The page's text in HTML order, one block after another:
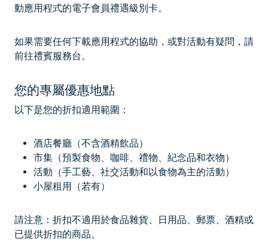
動應用程式的電子會員禮遇級別卡。
如果需要任何下載應用程式的協助，或對活動有疑問，請
前往禮賓服務台。
您的專屬優惠地點
以下是您的折扣適用範圍：
酒店餐廳（不含酒精飲品）
市集（預製食物、咖啡、禮物、紀念品和衣物）
活動（手工藝、社交活動和以食物為主的活動）
小屋租用（若有）
請注意：折扣不適用於食品雜貨、日用品、郵票、酒精或
已提供折扣的商品。